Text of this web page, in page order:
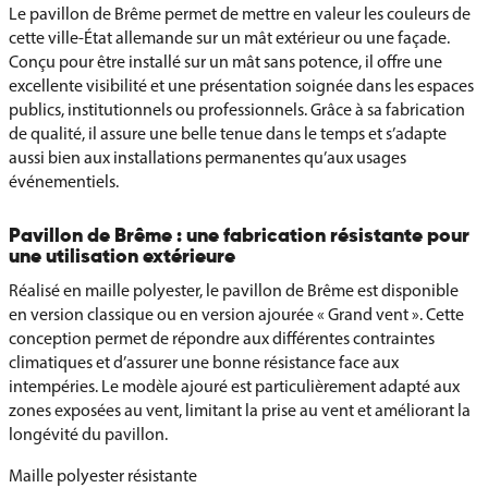
Le pavillon de Brême permet de mettre en valeur les couleurs de
cette ville-État allemande sur un mât extérieur ou une façade.
Conçu pour être installé sur un mât sans potence, il offre une
excellente visibilité et une présentation soignée dans les espaces
publics, institutionnels ou professionnels. Grâce à sa fabrication
de qualité, il assure une belle tenue dans le temps et s’adapte
aussi bien aux installations permanentes qu’aux usages
événementiels.
Pavillon de Brême : une fabrication résistante pour
une utilisation extérieure
Réalisé en maille polyester, le pavillon de Brême est disponible
en version classique ou en version ajourée « Grand vent ». Cette
conception permet de répondre aux différentes contraintes
climatiques et d’assurer une bonne résistance face aux
intempéries. Le modèle ajouré est particulièrement adapté aux
zones exposées au vent, limitant la prise au vent et améliorant la
longévité du pavillon.
Maille polyester résistante